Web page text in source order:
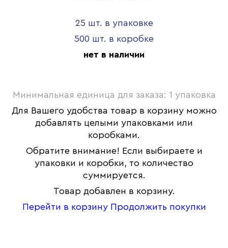
25 шт. в упаковке
500 шт. в коробке
нет в наличии
Минимальная единица для заказа: 1 упаковка
Для Вашего удобства товар в корзину можно
добавлять целыми упаковками или
коробками.
Обратите внимание! Если выбираете и
упаковки и коробки, то количество
суммируется.
Товар добавлен в корзину.
Перейти в корзину Продолжить покупки